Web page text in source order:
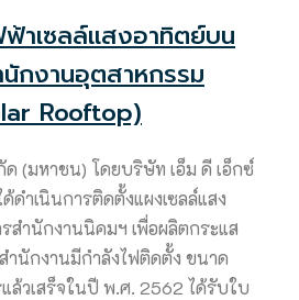
าเซลล์แสงอาทิตย์บน
กงานอุตสาหกรรม
Rooftop)
ด (มหาชน) โดยบริษัท เอ็ม ดี เอ็กซ์
ดำเนินการติดตั้งแผงเซลล์แสง
สำนักงานนิคมฯ เพื่อผลิตกระแส
ำนักงานมีกำลังไฟติดตั้ง ขนาด
ล้วเสร็จในปี พ.ศ. 2562 ได้รับใบ